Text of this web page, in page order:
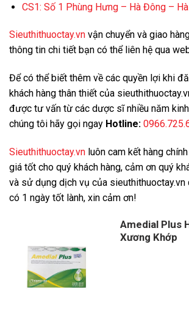
CS1: Số 1 Phùng Hưng – Hà Đông –
Sieuthithuoctay.vn vận chuyển và giao
thông tin chi tiết bạn có thể liên hệ qua
Để có thể biết thêm về các quyền lợi khi
khách hàng thân thiết của
được tư vấn từ các dược sĩ nhiều năm
chúng tôi hãy gọi ngay Hotline:
Sieuthithuoctay.vn luôn cam kết hàng
giá tốt cho quý khách hàng, cảm ơn quý
và sử dụng dịch vụ của sieuthithuoctay.vn
có 1 ngày tốt lành, xin cảm ơn!
Amedial Plus
Xương Khớp